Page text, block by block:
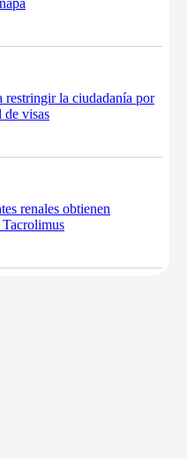
restringir la ciudadanía por
de visas
renales obtienen
Tacrolimus